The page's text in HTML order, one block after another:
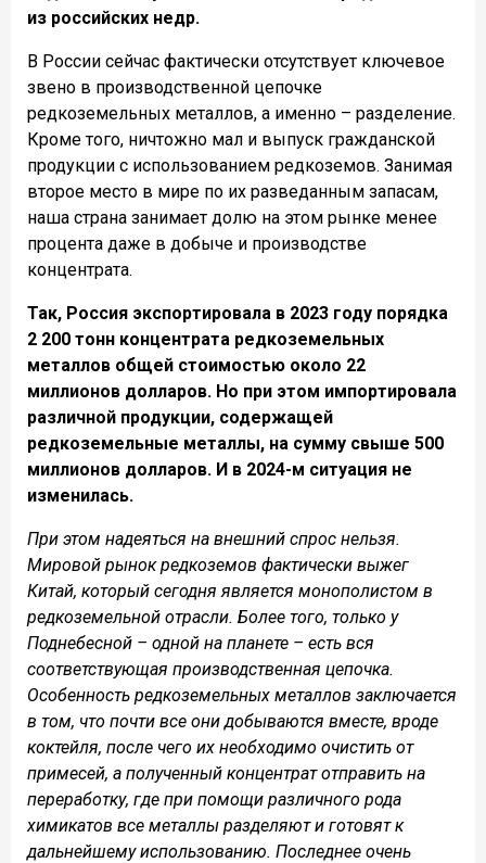
из российских недр.
В России сейчас фактически отсутствует ключевое
звено в производственной цепочке
редкоземельных металлов, а именно – разделение.
Кроме того, ничтожно мал и выпуск гражданской
продукции с использованием редкоземов. Занимая
второе место в мире по их разведанным запасам,
наша страна занимает долю на этом рынке менее
процента даже в добыче и производстве
концентрата.
Так, Россия экспортировала в 2023 году порядка
2 200 тонн концентрата редкоземельных
металлов общей стоимостью около 22
миллионов долларов. Но при этом импортировала
различной продукции, содержащей
редкоземельные металлы, на сумму свыше 500
миллионов долларов. И в 2024-м ситуация не
изменилась.
При этом надеяться на внешний спрос нельзя.
Мировой рынок редкоземов фактически выжег
Китай, который сегодня является монополистом в
редкоземельной отрасли. Более того, только у
Поднебесной – одной на планете – есть вся
соответствующая производственная цепочка.
Особенность редкоземельных металлов заключается
в том, что почти все они добываются вместе, вроде
коктейля, после чего их необходимо очистить от
примесей, а полученный концентрат отправить на
переработку, где при помощи различного рода
химикатов все металлы разделяют и готовят к
дальнейшему использованию. Последнее очень